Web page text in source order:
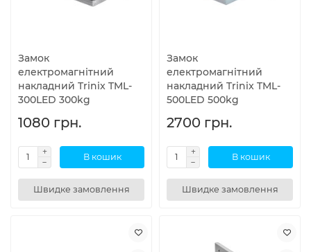
Замок
електромагнітний
накладний Trinix TML-
300LED 300kg
1080 грн.
В кошик
Швидке замовлення
Замок
електромагнітний
накладний Trinix TML-
500LED 500kg
2700 грн.
В кошик
Швидке замовлення